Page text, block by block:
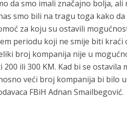
da smo imali značajno bolja, ali
smo bili na tragu toga kako
za koju su ostavili
periodu koji ne smije biti kraći
broj kompanija nije u
ili 300 KM. Kad bi se ostavila
veći broj kompanija bi bilo
FBiH Adnan Smailbegović.